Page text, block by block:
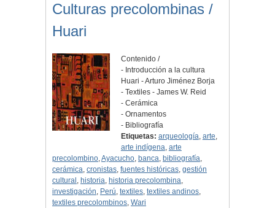
Culturas precolombinas /
Huari
Contenido /
- Introducción a la cultura
Huari - Arturo Jiménez Borja
- Textiles - James W. Reid
- Cerámica
- Ornamentos
- Bibliografía
Etiquetas: arqueología, arte,
arte indígena, arte
precolombino,Ayacucho, banca, bibliografía,
cerámica, cronistas, fuentes históricas, gestión
cultural , historia, historia precolombina,
investigación, Perú, textiles, textiles andinos,
textiles precolombinos, Wari